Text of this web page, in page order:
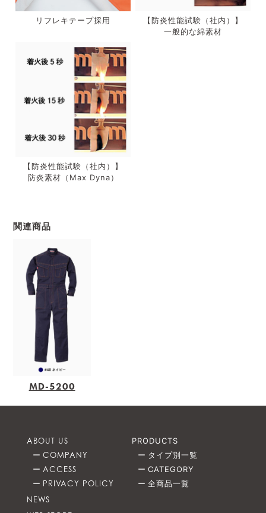
リフレキテープ採用
【防炎性能試験（社内）】
一般的な綿素材
【防炎性能試験（社内）】
防炎素材（Max Dyna）
関連商品
MD-5200
ABOUT US
COMPANY
ACCESS
PRIVACY POLICY
NEWS
PRODUCTS
タイプ別一覧
CATEGORY
全商品一覧